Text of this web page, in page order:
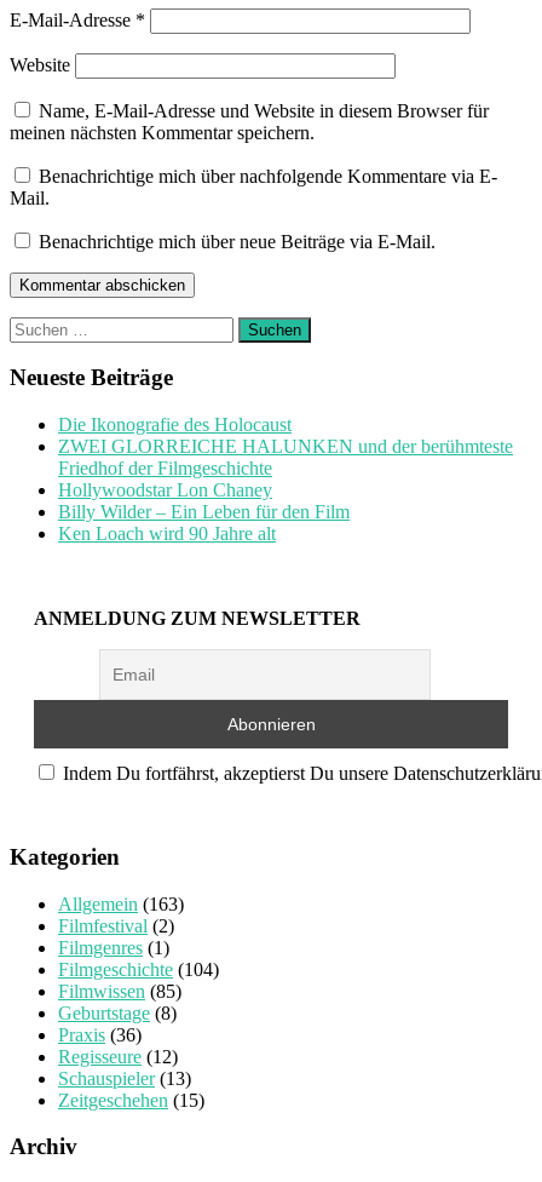
E-Mail-Adresse *
Website
Name, E-Mail-Adresse und Website in diesem Browser für
meinen nächsten Kommentar speichern.
Benachrichtige mich über nachfolgende Kommentare via E-
Mail.
Benachrichtige mich über neue Beiträge via E-Mail.
Suchen
nach:
Neueste Beiträge
Die Ikonografie des Holocaust
ZWEI GLORREICHE HALUNKEN und der berühmteste
Friedhof der Filmgeschichte
Hollywoodstar Lon Chaney
Billy Wilder – Ein Leben für den Film
Ken Loach wird 90 Jahre alt
ANMELDUNG ZUM NEWSLETTER
Indem Du fortfährst, akzeptierst Du unsere
Kategorien
Allgemein (163)
Filmfestival (2)
Filmgenres (1)
Filmgeschichte (104)
Filmwissen (85)
Geburtstage (8)
Praxis (36)
Regisseure (12)
Schauspieler(13)
Zeitgeschehen (15)
Archiv